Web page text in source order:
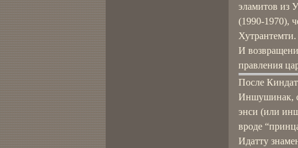
эламитов из
(1990-1970),
Хутрантемти.
И
правления
После
Иншушинак,
энси (или
вроде
Идатту